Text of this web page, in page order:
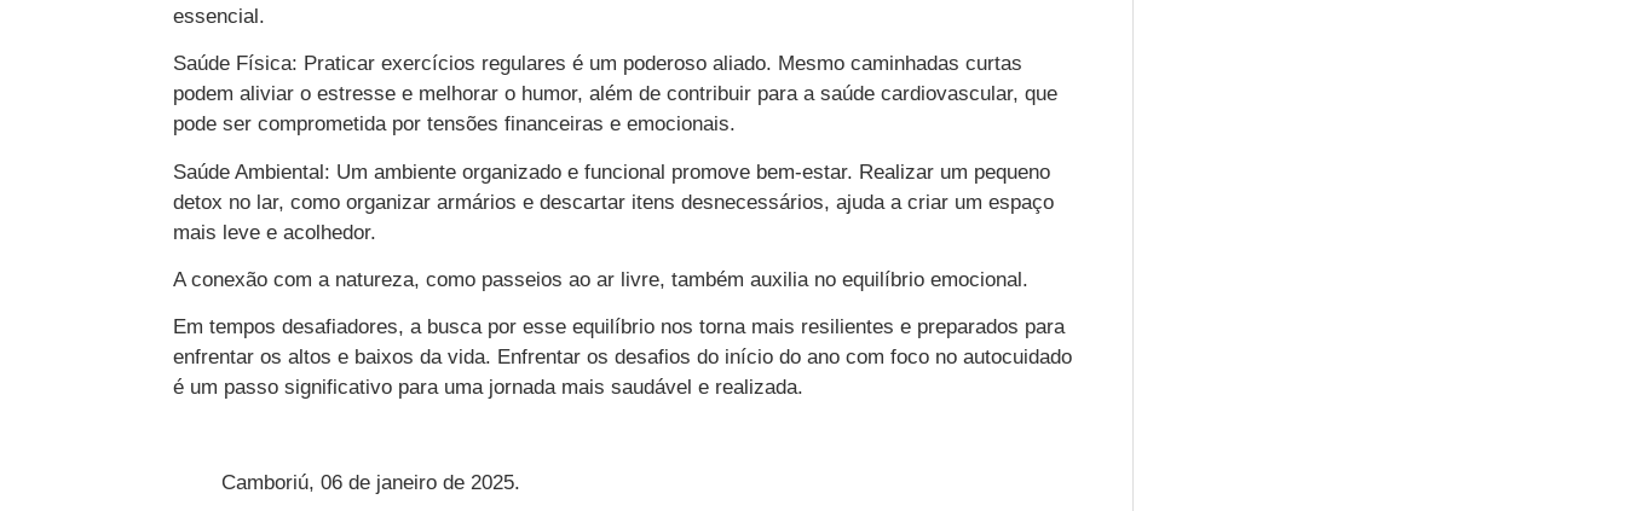
essencial.
Saúde Física: Praticar exercícios regulares é um poderoso aliado. Mesmo caminhadas curtas
podem aliviar o estresse e melhorar o humor, além de contribuir para a saúde cardiovascular, que
pode ser comprometida por tensões financeiras e emocionais.
Saúde Ambiental: Um ambiente organizado e funcional promove bem-estar. Realizar um pequeno
detox no lar, como organizar armários e descartar itens desnecessários, ajuda a criar um espaço
mais leve e acolhedor.
A conexão com a natureza, como passeios ao ar livre, também auxilia no equilíbrio emocional.
Em tempos desafiadores, a busca por esse equilíbrio nos torna mais resilientes e preparados para
enfrentar os altos e baixos da vida. Enfrentar os desafios do início do ano com foco no autocuidado
é um passo significativo para uma jornada mais saudável e realizada.
Camboriú, 06 de janeiro de 2025.